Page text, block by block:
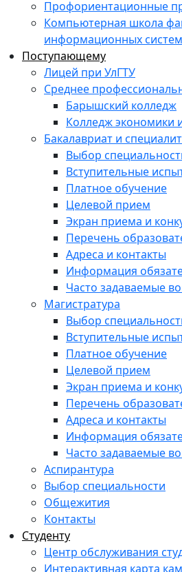
Профориентационные
Компьютерная школа
информационных
Поступающему
Лицей при УлГТУ
Среднее
Барышский колледж
Колледж экономики
Бакалавриат и
Выбор
Вступительные
Платное обучение
Целевой прием
Экран приема и
Перечень
Адреса и контакты
Информация
Часто задаваемые
Магистратура
Выбор
Вступительные
Платное обучение
Целевой прием
Экран приема и
Перечень
Адреса и контакты
Информация
Часто задаваемые
Аспирантура
Выбор специальности
Общежития
Контакты
Студенту
Центр обслуживания
Интерактивная карта